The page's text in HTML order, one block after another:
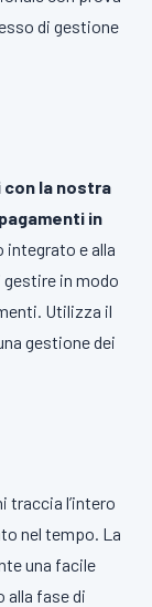
di gestione
la nostra
in
integrato e alla
in modo
Utilizza il
gestione dei
traccia l’intero
nel tempo. La
una facile
alla fase di